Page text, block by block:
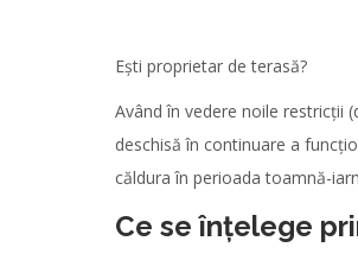
Ești proprietar de terasă?
Având în vedere noile restricții
deschisă în continuare a
căldura în perioada toamnă-
Ce se înțelege